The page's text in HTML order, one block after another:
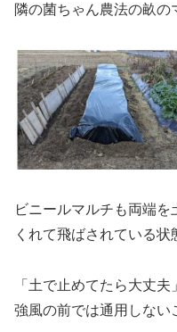
隣の菌ちゃん農法の畝の
ビニールマルチも両端
くれて飛ばされている状
「土で止めてたら大丈夫
強風の前では通用しない